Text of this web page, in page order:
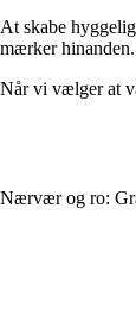
At skabe
mærker hinanden.
Når vi vælger at
Nærvær og ro: